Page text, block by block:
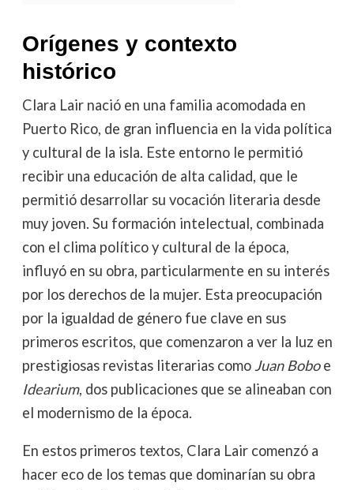
Orígenes y contexto
histórico
Clara Lair nació en una familia acomodada en
Puerto Rico, de gran influencia en la vida política
y cultural de la isla. Este entorno le permitió
recibir una educación de alta calidad, que le
permitió desarrollar su vocación literaria desde
muy joven. Su formación intelectual, combinada
con el clima político y cultural de la época,
influyó en su obra, particularmente en su interés
por los derechos de la mujer. Esta preocupación
por la igualdad de género fue clave en sus
primeros escritos, que comenzaron a ver la luz en
prestigiosas revistas literarias como Juan Boboe
Idearium, dos publicaciones que se alineaban con
el modernismo de la época.
En estos primeros textos, Clara Lair comenzó a
hacer eco de los temas que dominarían su obra